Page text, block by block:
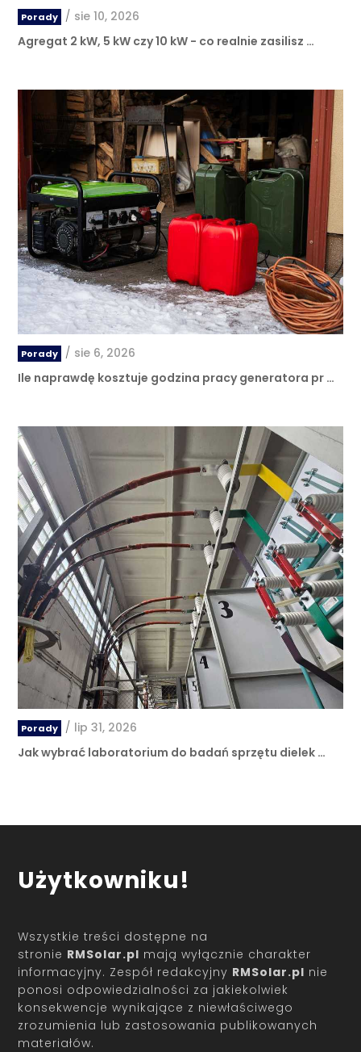
Porady / sie 10, 2026
Agregat 2 kW, 5 kW czy 10 kW - co realnie zasilisz …
Porady / sie 6, 2026
Ile naprawdę kosztuje godzina pracy generatora pr …
Porady / lip 31, 2026
Jak wybrać laboratorium do badań sprzętu dielek …
Użytkowniku!
Wszystkie treści dostępne na
stronie RMSolar.pl mają wyłącznie charakter
informacyjny. Zespół redakcyjny RMSolar.pl nie
ponosi odpowiedzialności za jakiekolwiek
konsekwencje wynikające z niewłaściwego
zrozumienia lub zastosowania publikowanych
materiałów.